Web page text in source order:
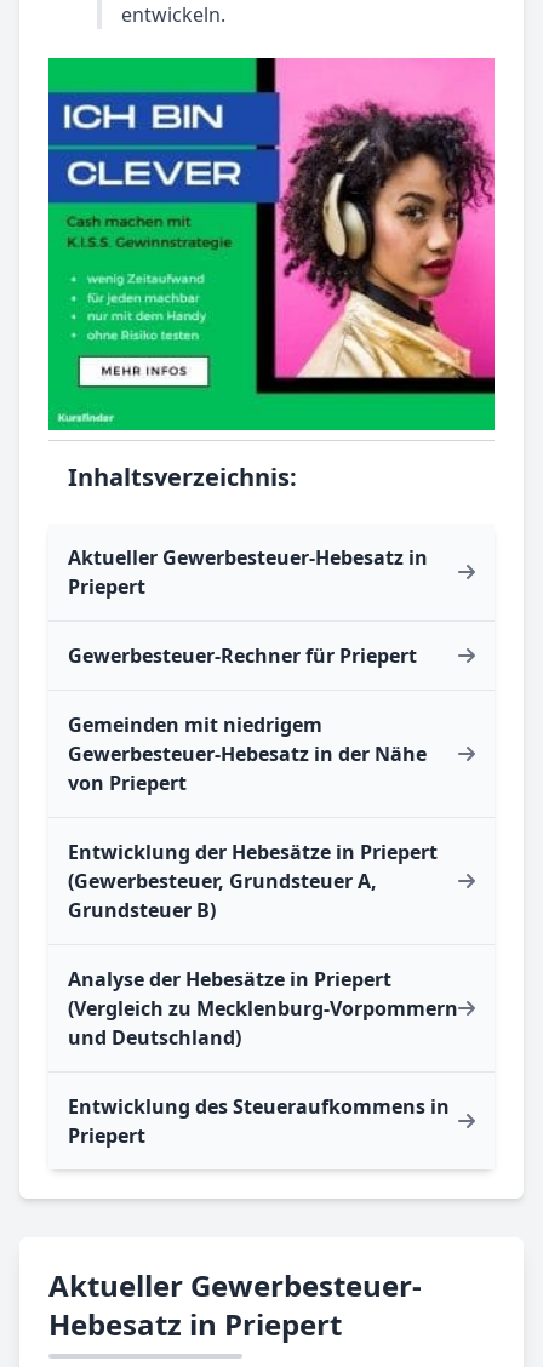
entwickeln.
Inhaltsverzeichnis:
Aktueller Gewerbesteuer-Hebesatz in
Priepert
Gewerbesteuer-Rechner für Priepert
Gemeinden mit niedrigem
Gewerbesteuer-Hebesatz in der Nähe
von Priepert
Entwicklung der Hebesätze in Priepert
(Gewerbesteuer, Grundsteuer A,
Grundsteuer B)
Analyse der Hebesätze in Priepert
(Vergleich zu Mecklenburg-Vorpommern
und Deutschland)
Entwicklung des Steueraufkommens in
Priepert
Aktueller Gewerbesteuer-
Hebesatz in Priepert